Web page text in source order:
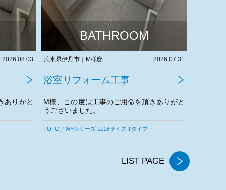
2026.07.31
ありがと
BATHROOM
兵庫県尼崎市｜H様邸 2026.07.30
浴室リフォーム工事
H様、この度は工事のご用命を頂きありがと
うございました。
今後とも宜しくお願いいたします。
TOTO／WYシリーズ 1418サイズ Tタイプ
LIST PAGE